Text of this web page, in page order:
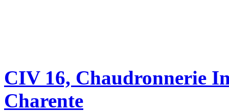
CIV 16, Chaudronnerie
Charente